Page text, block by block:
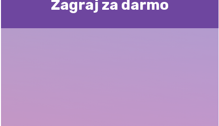
Zagraj za darmo